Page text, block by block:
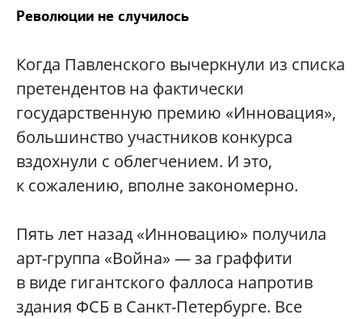
Революции не случилось
Когда Павленского вычеркнули из списка
претендентов на фактически
государственную премию «Инновация»,
большинство участников конкурса
вздохнули с облегчением. И это,
к сожалению, вполне закономерно.
Пять лет назад «Инновацию» получила
арт-группа «Война» — за граффити
в виде гигантского фаллоса напротив
здания ФСБ в Санкт-Петербурге. Все